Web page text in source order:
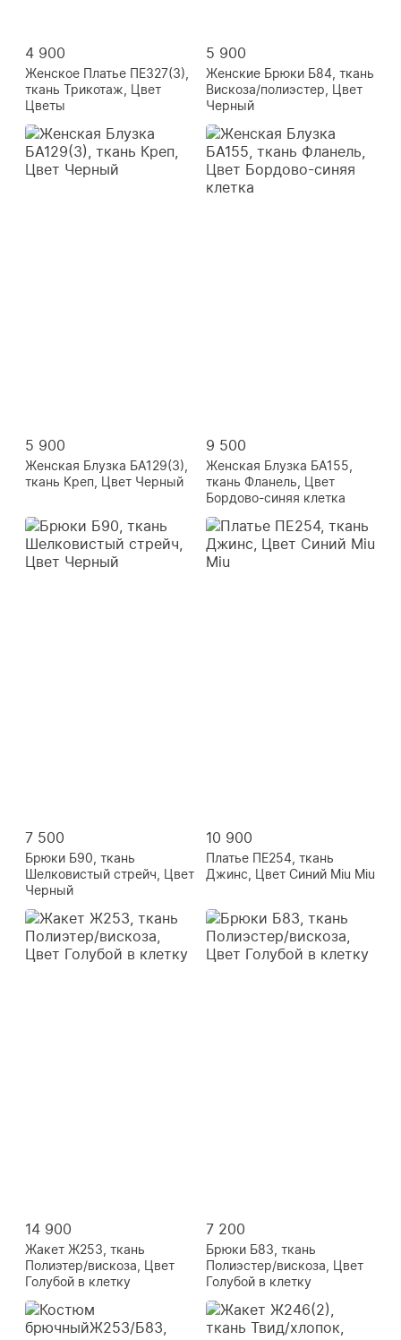
4 900
Женское Платье ПЕ327(3),
ткань Трикотаж, Цвет
Цветы
5 900
Женские Брюки Б84, ткань
Вискоза/полиэстер, Цвет
Черный
5 900
Женская Блузка БА129(3),
ткань Креп, Цвет Черный
9 500
Женская Блузка БА155,
ткань Фланель, Цвет
Бордово-синяя клетка
7 500
Брюки Б90, ткань
Шелковистый стрейч, Цвет
Черный
10 900
Платье ПЕ254, ткань
Джинс, Цвет Синий Miu Miu
14 900
Жакет Ж253, ткань
Полиэтер/вискоза, Цвет
Голубой в клетку
7 200
Брюки Б83, ткань
Полиэстер/вискоза, Цвет
Голубой в клетку